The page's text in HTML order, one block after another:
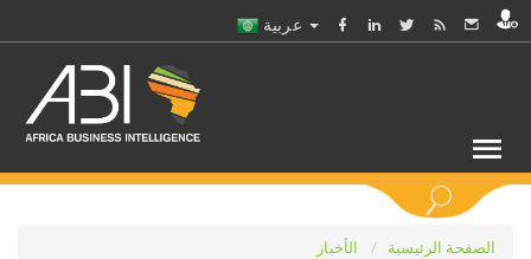
الصفحة الرئيسية
الأخبار